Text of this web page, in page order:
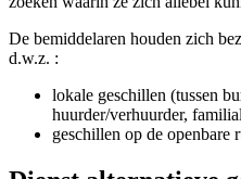
De bemiddelaren houden zich
d.w.z. :
lokale geschillen (tussen
huurder/verhuurder,
geschillen op de openbare